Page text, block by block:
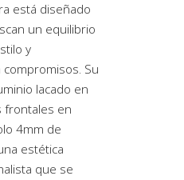
está diseñado
un equilibrio
y
Su
lacado en
frontales en
4mm de
estética
que se